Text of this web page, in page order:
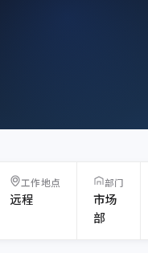
工作地点
远程
部门
市场
部